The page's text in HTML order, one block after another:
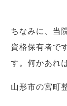
ちなみに、当
資格保有者で
す。何かあれ
山形市の宮町